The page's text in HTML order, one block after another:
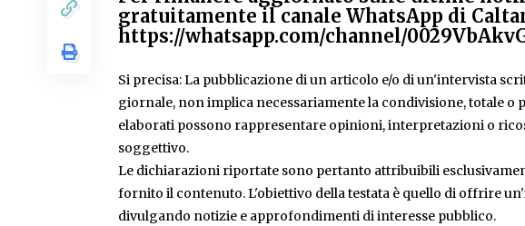
gratuitamente il canale WhatsApp di
https://whatsapp.com/channel/
Si precisa: La pubblicazione di un articolo e/o di un'intervista
giornale, non implica necessariamente la condivisione, totale o
elaborati possono rappresentare opinioni, interpretazioni o
soggettivo.
Le dichiarazioni riportate sono pertanto attribuibili
fornito il contenuto. L'obiettivo della testata è quello di offrire
divulgando notizie e approfondimenti di interesse pubblico.